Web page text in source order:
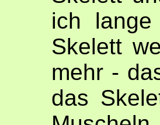
ich
Skelett
mehr -
das